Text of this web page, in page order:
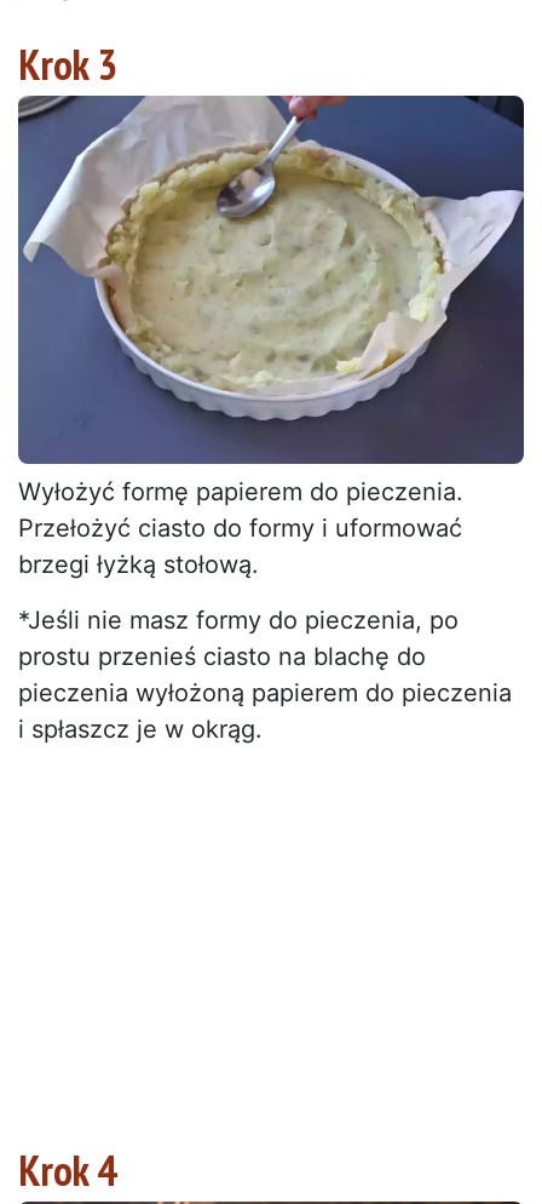
Krok 3
Wyłożyć formę papierem do pieczenia.
Przełożyć ciasto do formy i uformować
brzegi łyżką stołową.
*Jeśli nie masz formy do pieczenia, po
prostu przenieś ciasto na blachę do
pieczenia wyłożoną papierem do pieczenia
i spłaszcz je w okrąg.
Krok 4